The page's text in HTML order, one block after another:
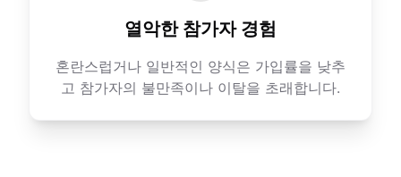
열악한 참가자 경험
혼란스럽거나 일반적인 양식은 가입률을 낮추
고 참가자의 불만족이나 이탈을 초래합니다.